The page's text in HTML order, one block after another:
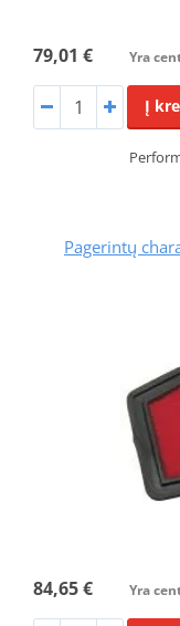
79,01 € Yra
Į
Pagerintų
84,65 € Yra